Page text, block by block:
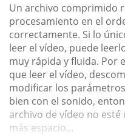
Un archivo comprimido
procesamiento en el
correctamente. Si lo
leer el vídeo, puede
muy rápida y fluida. Por
que leer el vídeo,
modificar los
bien con el sonido,
archivo de vídeo no
más espacio...